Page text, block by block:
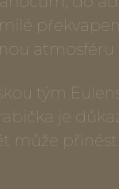
atmosféru
tým
je
může přinést